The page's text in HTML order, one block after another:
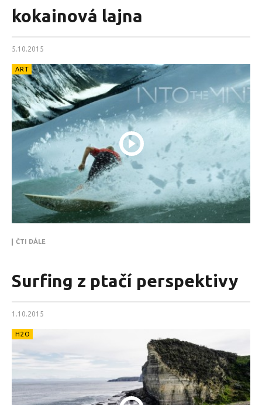
kokainová lajna
5.10.2015
ART
ČTI DÁLE
Surfing z ptačí perspektivy
1.10.2015
H2O